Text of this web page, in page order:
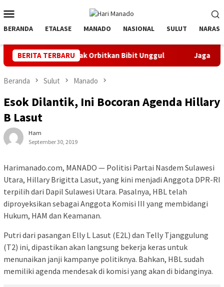
ke
kontenMobile
BERANDA ETALASE MANADO NASIONAL SULUT NARASI
BERITA TERBARU
Banyak Orbitkan Bibit Unggul Jaga Listrik Andal
Beranda Sulut Manado
Esok Dilantik, Ini Bocoran Agenda Hillary
B Lasut
Ham
September 30, 2019
Harimanado.com, MANADO — Politisi Partai Nasdem Sulawesi
Utara, Hillary Brigitta Lasut, yang kini menjadi Anggota DPR-RI
terpilih dari Dapil Sulawesi Utara. Pasalnya, HBL telah
diproyeksikan sebagai Anggota Komisi III yang membidangi
Hukum, HAM dan Keamanan.
Putri dari pasangan Elly L Lasut (E2L) dan Telly Tjanggulung
(T2) ini, dipastikan akan langsung bekerja keras untuk
menunaikan janji kampanye politiknya. Bahkan, HBL sudah
memiliki agenda mendesak di komisi yang akan di bidanginya.